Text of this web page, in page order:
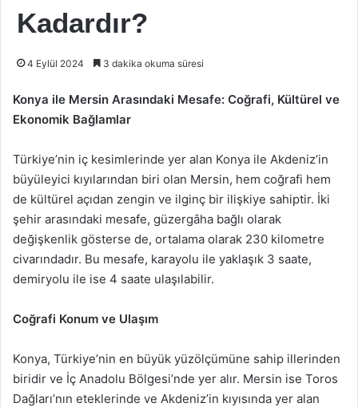
Kadardır?
4 Eylül 2024 3 dakika okuma süresi
Konya ile Mersin Arasındaki Mesafe: Coğrafi, Kültürel ve
Ekonomik Bağlamlar
Türkiye’nin iç kesimlerinde yer alan Konya ile Akdeniz’in
büyüleyici kıyılarından biri olan Mersin, hem coğrafi hem
de kültürel açıdan zengin ve ilginç bir ilişkiye sahiptir. İki
şehir arasındaki mesafe, güzergâha bağlı olarak
değişkenlik gösterse de, ortalama olarak 230 kilometre
civarındadır. Bu mesafe, karayolu ile yaklaşık 3 saate,
demiryolu ile ise 4 saate ulaşılabilir.
Coğrafi Konum ve Ulaşım
Konya, Türkiye’nin en büyük yüzölçümüne sahip illerinden
biridir ve İç Anadolu Bölgesi’nde yer alır. Mersin ise Toros
Dağları’nın eteklerinde ve Akdeniz’in kıyısında yer alan